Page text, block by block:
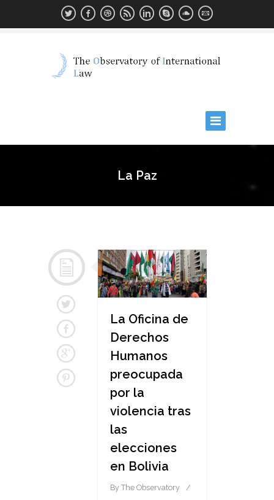
La Paz
La Oficina de
Derechos
Humanos
preocupada
por la
violencia tras
las
elecciones
en Bolivia
By The Observatory